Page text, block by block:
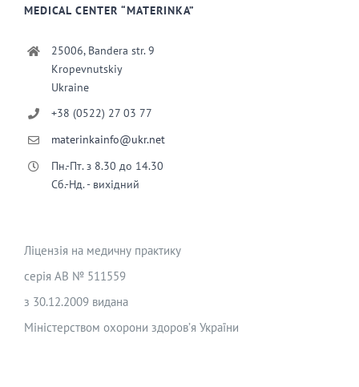
MEDICAL CENTER “MATERINKA”
25006, Bandera str. 9
Kropevnutskiy
Ukraine
+38 (0522) 27 03 77
materinkainfo@ukr.net
Пн.-Пт. з 8.30 до 14.30
Сб.-Нд. - вихідний
Ліцензія на медичну практику
серія АВ № 511559
з 30.12.2009 видана
Міністерством охорони здоров’я України